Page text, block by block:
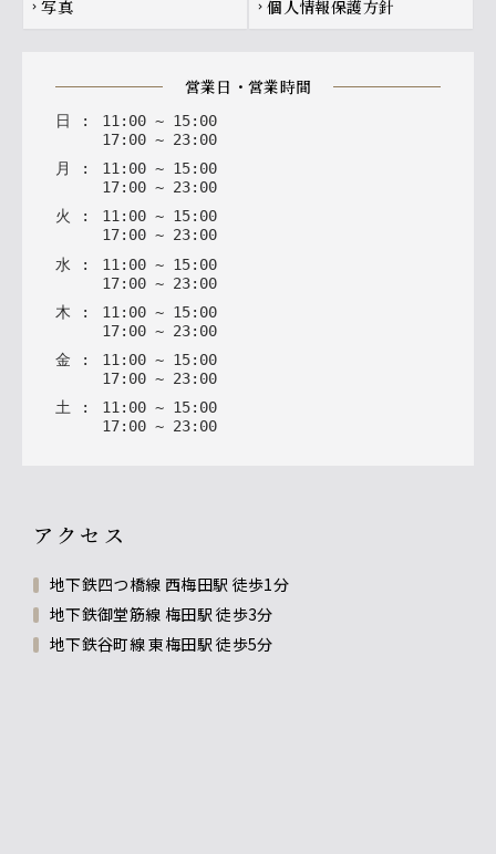
chevron_right 写真 chevron_right 個人情報保護方針
営業日・営業時間
日 : 11 : 00 ~ 15: 00
17: 00 ~ 23: 00
月
: 11: 00 ~ 15: 00
17: 00 ~ 23: 00
火
: 11: 00 ~ 15: 00
17: 00 ~ 23: 00
水 : 11 : 00 ~ 15: 00
17: 00 ~ 23: 00
木 : 11 : 00 ~ 15: 00
17: 00 ~ 23: 00
金 : 11 : 00 ~ 15: 00
17: 00 ~ 23: 00
土 : 11 : 00 ~ 15: 00
17: 00 ~ 23: 00
アクセス
地下鉄四つ橋線 西梅田駅 徒歩1分
地下鉄御堂筋線 梅田駅 徒歩3分
地下鉄谷町線 東梅田駅 徒歩5分